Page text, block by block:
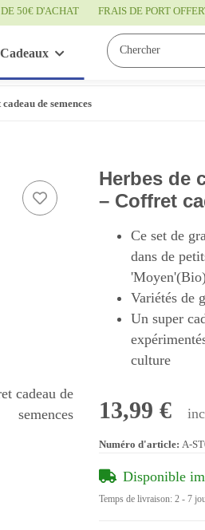
50€ D'ACHAT FRAIS DE PORT
Cadeaux Bon à savoir
de semences
Herbes de
– Coffret
Ce set de
dans de
Variétés de
Un super
culture
13,99 €
Numéro d'article: A-
Disponible
Temps de livraison: 2 - 7